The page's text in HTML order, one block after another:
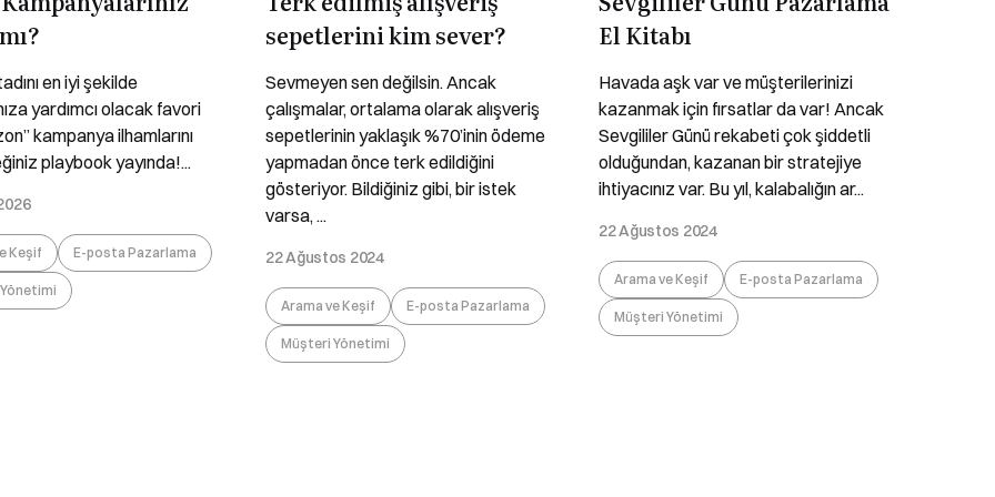
en iyi şekilde
yardımcı olacak favori
kampanya ilhamlarını
playbook yayında!...
Keşif E-posta Pazarlama
sepetlerini kim sever?
Sevmeyen sen değilsin. Ancak
çalışmalar, ortalama olarak alışveriş
sepetlerinin yaklaşık %70’inin ödeme
yapmadan önce terk edildiğini
gösteriyor. Bildiğiniz gibi, bir istek
varsa, ...
22 Ağustos 2024
Arama ve Keşif E-posta Pazarlama
Müşteri Yönetimi
El Kitabı
Havada aşk var ve müşterilerinizi
kazanmak için fırsatlar da var! Ancak
Sevgililer Günü rekabeti çok şiddetli
olduğundan, kazanan bir stratejiye
ihtiyacınız var. Bu yıl, kalabalığın ar...
22 Ağustos 2024
Arama ve Keşif E-posta Pazarlama
Müşteri Yönetimi